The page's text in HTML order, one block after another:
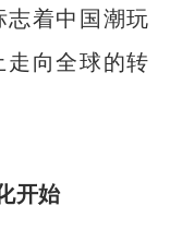
着中国潮玩
向全球的转
开始